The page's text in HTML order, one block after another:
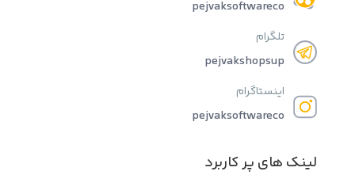
pejvaksoftwareco
تلگرام
pejvakshopsup
اینستاگرام
pejvaksoftwareco
لینک های پر کاربرد